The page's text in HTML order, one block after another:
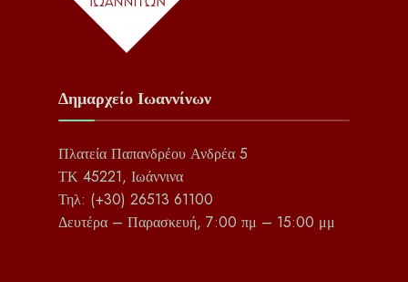
Δημαρχείο Ιωαννίνων
Πλατεία Παπανδρέου Ανδρέα 5
ΤΚ 45221, Ιωάννινα
Τηλ: (+30) 26513 61100
Δευτέρα – Παρασκευή, 7:00 πμ – 15:00 μμ